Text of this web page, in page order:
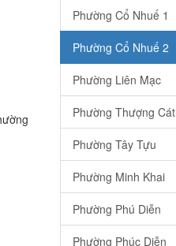
Phường Cổ Nhuế 1
Phường Cổ Nhuế 2
Phường Liên Mạc
Phường Thượng Cát
Phường Tây Tựu
Phường Minh Khai
Phường Phú Diễn
Phường Phúc Diễn